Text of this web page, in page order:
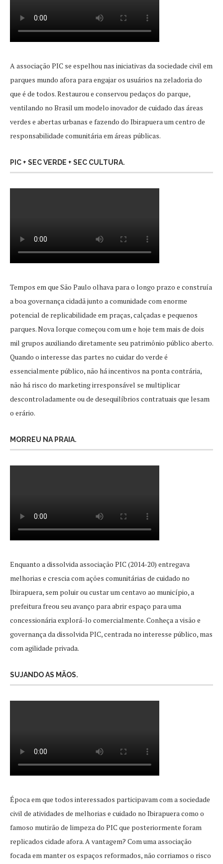
A associação PIC se espelhou nas iniciativas da sociedade civil em
parques mundo afora para engajar os usuários na zeladoria do
que é de todos. Restaurou e conservou pedaços do parque,
ventilando no Brasil um modelo inovador de cuidado das áreas
verdes e abertas urbanas e fazendo do Ibirapuera um centro de
responsabilidade comunitária em áreas públicas.
PIC + SEC VERDE + SEC CULTURA.
Tempos em que São Paulo olhava para o longo prazo e construía
a boa governança cidadã junto a comunidade com enorme
potencial de replicabilidade em praças, calçadas e pequenos
parques. Nova Iorque começou com um e hoje tem mais de dois
mil grupos auxiliando diretamente seu patrimônio público aberto.
Quando o interesse das partes no cuidar do verde é
essencialmente público, não há incentivos na ponta contrária,
não há risco do marketing irresponsável se multiplicar
descontroladamente ou de desequilíbrios contratuais que lesam
o erário.
MORREU NA PRAIA.
Enquanto a dissolvida associação PIC (2014-20) entregava
melhorias e crescia com ações comunitárias de cuidado no
Ibirapuera, sem poluir ou custar um centavo ao município, a
prefeitura freou seu avanço para abrir espaço para uma
concessionária explorá-lo comercialmente. Conheça a visão e
governança da dissolvida PIC, centrada no interesse público, mas
com agilidade privada.
SUJANDO AS MÃOS.
Época em que todos interessados participavam com a sociedade
civil de atividades de melhorias e cuidado no Ibirapuera como o
famoso mutirão de limpeza do PIC que posteriormente foram
replicados cidade afora. A vantagem? Com uma associação
focada em manter os espaços reformados, não corriamos o risco